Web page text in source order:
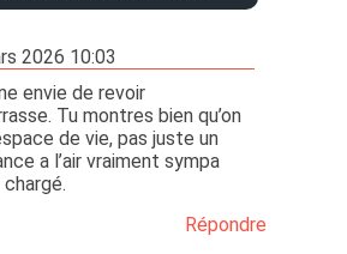
2026 10:03
envie de revoir
Tu montres bien qu’on
de vie, pas juste un
a l’air vraiment sympa
Répondre